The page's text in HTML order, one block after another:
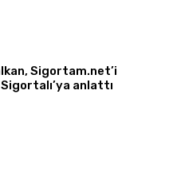
Sigortam.net’i
anlattı